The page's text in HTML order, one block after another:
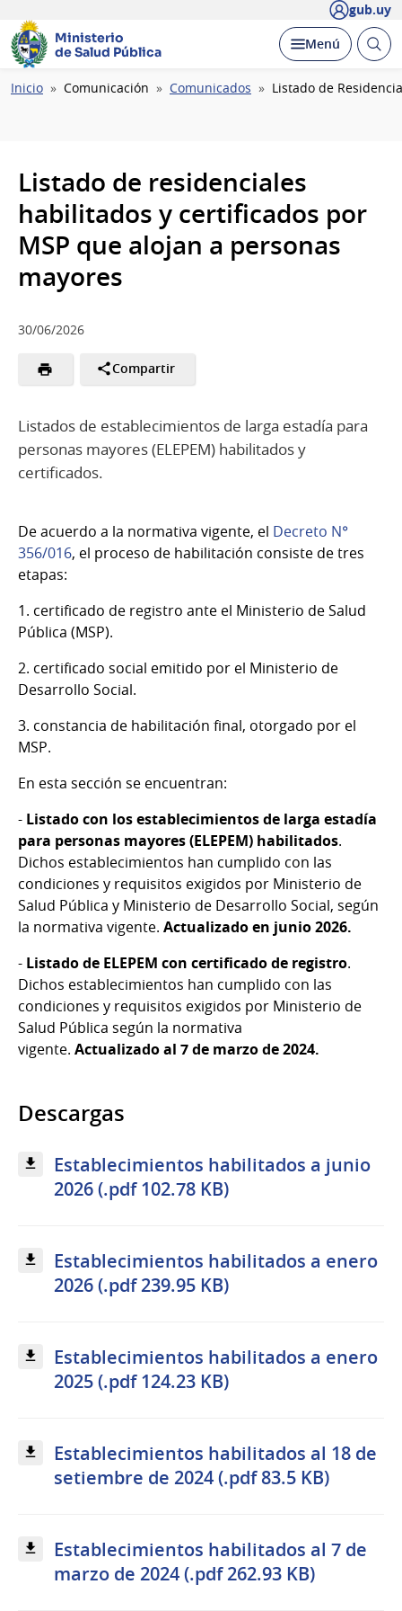
gub.uy
Ministerio
de Salud Pública
Desplegar
Menú Abrir
Ruta
Inicio Comunicación Comunicados Listado de
Listado de residenciales
habilitados y certificados por
MSP que alojan a personas
mayores
30/06/2026
Compartir
Listados de establecimientos de larga estadía para
personas mayores (ELEPEM) habilitados y
certificados.
De acuerdo a la normativa vigente, el Decreto N°
356/016, el proceso de habilitación consiste de tres
etapas:
1. certificado de registro ante el Ministerio de Salud
Pública (MSP).
2. certificado social emitido por el Ministerio de
Desarrollo Social.
3. constancia de habilitación final, otorgado por el
MSP.
En esta sección se encuentran:
- Listado con los establecimientos de larga estadía
para personas mayores (ELEPEM) habilitados.
Dichos establecimientos han cumplido con las
condiciones y requisitos exigidos por Ministerio de
Salud Pública y Ministerio de Desarrollo Social, según
la normativa vigente. Actualizado en junio 2026.
- Listado de ELEPEM con certificado de registro.
Dichos establecimientos han cumplido con las
condiciones y requisitos exigidos por Ministerio de
Salud Pública según la normativa
vigente. Actualizado al 7 de marzo de 2024.
Descargas
Establecimientos habilitados a junio
2026 (.pdf 102.78 KB)
Establecimientos habilitados a enero
2026 (.pdf 239.95 KB)
Establecimientos habilitados a enero
2025 (.pdf 124.23 KB)
Establecimientos habilitados al 18 de
setiembre de 2024 (.pdf 83.5 KB)
Establecimientos habilitados al 7 de
marzo de 2024 (.pdf 262.93 KB)